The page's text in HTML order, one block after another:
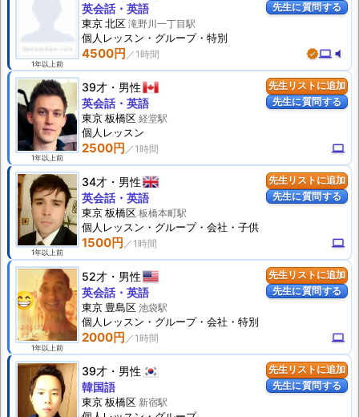
先生に質問する
1年以上前
4500円 verifiedcomputer volume_mute
英会話・英語
東京 北区 滝野川一丁目駅
個人 レッスン ・グループ・特別
先生リストに追加
先生に質問する
1年以上前
39才 男性
2500円 computer
英会話・英語
東京 板橋区 経堂駅
個人 レッスン
先生リストに追加
先生に質問する
1年以上前
34才 男性
1500円 computer
英会話・英語
東京 板橋区 板橋本町駅
個人 レッスン ・グループ・会社・子供
先生リストに追加
先生に質問する
1年以上前
52才 男性
2000円 computer
英会話・英語
東京 豊島区 池袋駅
個人 レッスン ・グループ・会社・特別
先生リストに追加
先生に質問する
39才 男性
韓国語
東京 板橋区 新宿駅